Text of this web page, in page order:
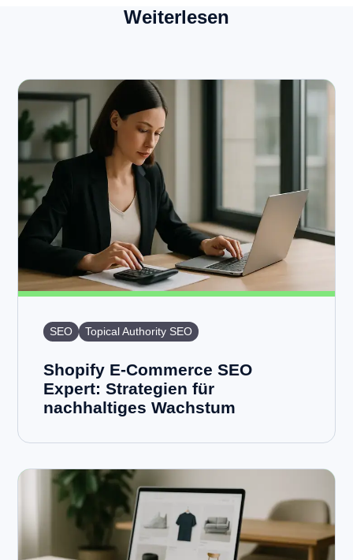
Weiterlesen
SEO Topical Authority SEO
Shopify E-Commerce SEO
Expert: Strategien für
nachhaltiges Wachstum